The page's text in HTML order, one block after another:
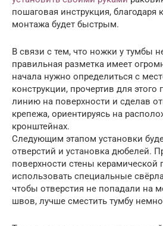
пошаговая инструкция, благодаря
монтажа будет быстрым.
В связи с тем, что ножки у тумбы
правильная разметка имеет
начала нужно определиться с
конструкции, прочертив для этого
линию на поверхности и сделав
крепежа, ориентируясь на
кронштейнах.
Следующим этапом установки
отверстий и установка дюбелей.
поверхности стены керамической
использовать специальные
чтобы отверстия не попадали на
швов, лучше сместить тумбу